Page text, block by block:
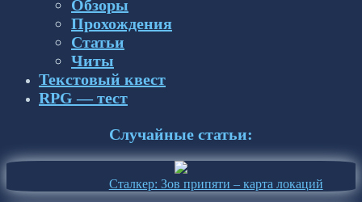
Обзоры
Прохождения
Статьи
Читы
Текстовый квест
RPG — тест
Случайные статьи:
Сталкер: Зов припяти – карта локаций